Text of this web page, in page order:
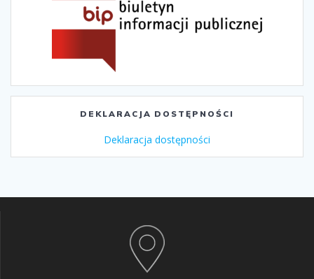
DEKLARACJA DOSTĘPNOŚCI
Deklaracja dostępności